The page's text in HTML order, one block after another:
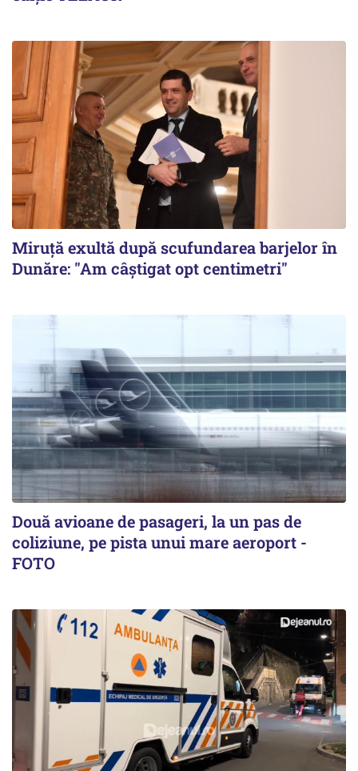
Miruță exultă după scufundarea barjelor în
Dunăre: "Am câștigat opt centimetri"
Două avioane de pasageri, la un pas de
coliziune, pe pista unui mare aeroport -
FOTO